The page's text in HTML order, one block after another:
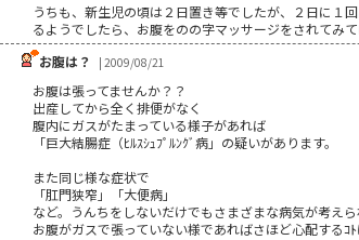
うちも、新生児の頃は２日置き等でしたが、２日に１
るようでしたら、お腹をのの字マッサージをされてみ
お腹は？
| 2009/08/21
お腹は張ってませんか？？
出産してから全く排便がなく
腹内にガスがたまっている様子があれば
「巨大結腸症（ﾋﾙｽｼｭﾌﾟﾙﾝｸﾞ病」の疑いがあります。
また同じ様な症状で
「肛門狭窄」「大便病」
など。うんちをしないだけでもさまざまな病気が考えら
お腹がガスで張っていない様であればさほど心配する